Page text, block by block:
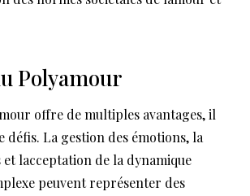
Polyamour
offre de multiples avantages, il
défis. La gestion des émotions, la
lacceptation de la dynamique
peuvent représenter des